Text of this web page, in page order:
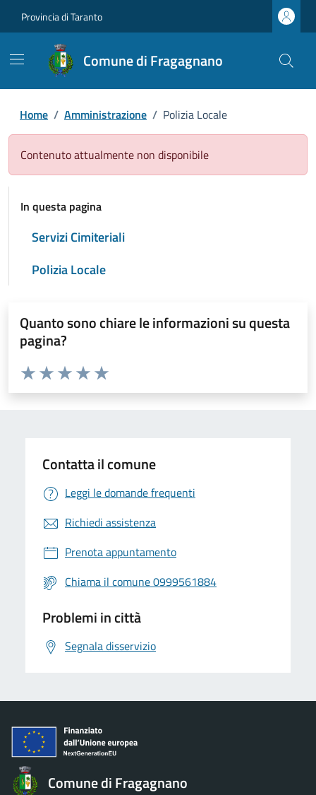
Provincia di Taranto
Comune di Fragagnano
Home / Amministrazione / Polizia Locale
Contenuto attualmente non disponibile
In questa pagina
Servizi Cimiteriali
Polizia Locale
Quanto sono chiare le informazioni su questa
pagina?
Valuta da 1 a 5 stelle la pagina
Valuta 5 stelle su 5
Valuta 4 stelle su 5
Valuta 3 stelle su 5
Valuta 2 stelle su 5
Valuta 1 stelle su 5
Contatta il comune
Leggi le domande frequenti
Richiedi assistenza
Prenota appuntamento
Chiama il comune 0999561884
Problemi in città
Segnala disservizio
Comune di Fragagnano